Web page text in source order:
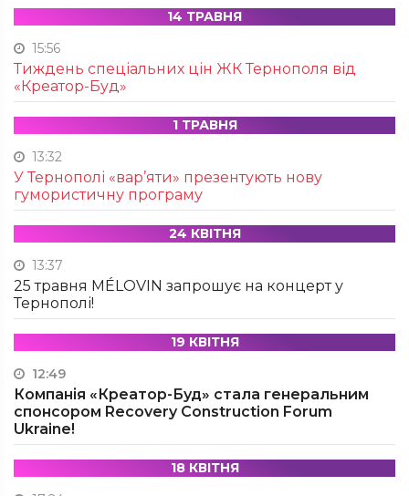
14 ТРАВНЯ
15:56
Тиждень спеціальних цін ЖК Тернополя від
«Креатор-Буд»
1 ТРАВНЯ
13:32
У Тернополі «вар’яти» презентують нову
гумористичну програму
24 КВІТНЯ
13:37
25 травня MÉLOVIN запрошує на концерт у
Тернополі!
19 КВІТНЯ
12:49
Компанія «Креатор-Буд» стала генеральним
спонсором Recovery Construction Forum
Ukraine!
18 КВІТНЯ